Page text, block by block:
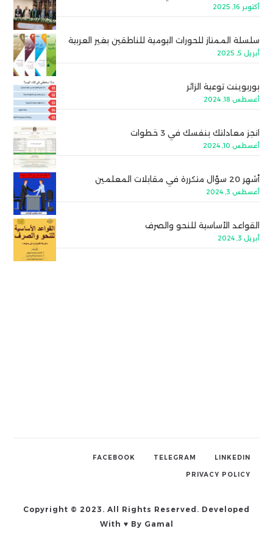
أكتوبر 16, 2025
سلسلة الممتاز للحورات اليومية للناطقين بغير العربية
أبريل 5, 2025
بوربوينت توعية الزائر
أغسطس 18, 2024
انجز معادلتك بنفسك في 3 خطوات
أغسطس 10, 2024
أشهر 20 سؤال متكررة في مقابلات المعلمين
أغسطس 3, 2024
القواعد الأساسية للنحو والصرف
أبريل 3, 2024
LINKEDIN
TELEGRAM
FACEBOOK
PRIVACY POLICY
Copyright © 2023. All Rights Reserved. Developed
With ♥ By Gamal